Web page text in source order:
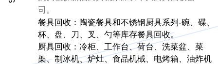
司。
餐具回收：陶瓷餐具和不锈钢厨具系列-碗、碟、
杯、盘、刀、叉、勺等库存餐具回收。
厨具回收：冷柜、工作台、荷台、洗菜盆、菜
架、制冰机、炉灶、食品机械、电烤箱、油炸机